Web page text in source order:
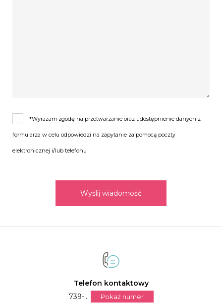
*Wyrażam zgodę na przetwarzanie oraz udostępnienie danych z
formularza w celu odpowiedzi na zapytanie za pomocą poczty
elektronicznej i/lub telefonu
Wyślij wiadomość
Telefon kontaktowy
739-...
Pokaż numer